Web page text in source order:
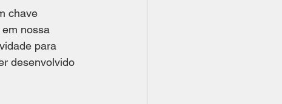
chave
nossa
para
desenvolvido